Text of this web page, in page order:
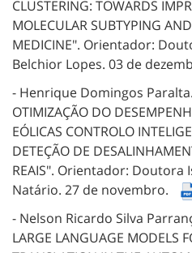
CLUSTERING: TOWARDS
MOLECULAR SUBTYPING
MEDICINE". Orientador:
Belchior Lopes. 03 de
- Henrique Domingos Paralta.
OTIMIZAÇÃO DO
EÓLICAS CONTROLO
DETEÇÃO DE
REAIS". Orientador: Doutora
Natário. 27 de novembro.
- Nelson Ricardo Silva
LARGE LANGUAGE MODELS